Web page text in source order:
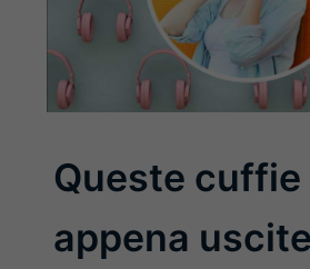
Queste cuffie
appena